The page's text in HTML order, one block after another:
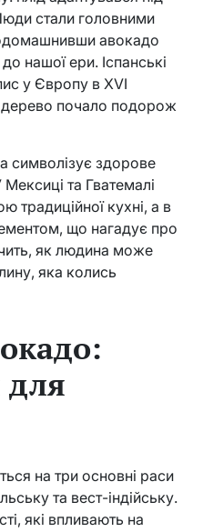
стали головними
авокадо
нашої ери. Іспанські
у Європу в XVI
дерево почало подорож
символізує здорове
та Гватемалі
традиційної кухні, а в
що нагадує про
як людина може
яка колись
для
на три основні раси
та вест-індійську.
які впливають на